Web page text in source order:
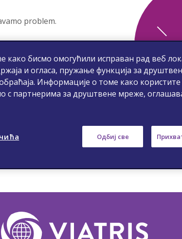
problem.
како бисмо омогућили исправан рад веб
и огласа, пружање функција за
Информације о томе како
с партнерима за друштвене мреже,
Одбиј све